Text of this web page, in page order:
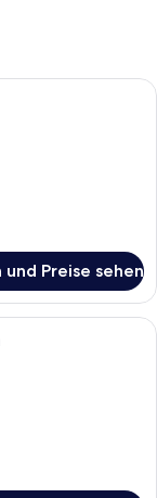
mit Bett,
Preise sehen
mit Bett,